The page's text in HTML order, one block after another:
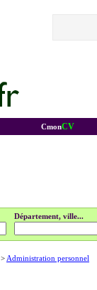
CmonCV
Département, ville...
> Administration personnel